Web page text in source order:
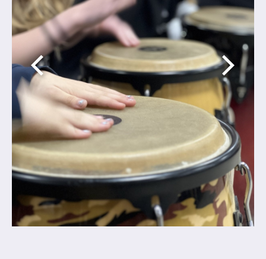
Sanitätsdienst
Eltern
Förderverein
Elternvertreter*innen
Mitarbeiter*innen
Sekretär*innen
Hausmeister
Lehrer*innen Ausbildung
Praktika und Praxissemester
Referendariat